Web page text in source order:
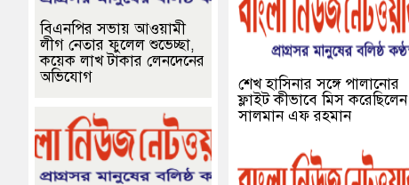
শেখ হাসিনার সঙ্গে পালানোর
ফ্লাইট কীভাবে মিস করেছিলেন
সালমান এফ রহমান
বিএনপির সভায় আওয়ামী
লীগ নেতার ফুলেল শুভেচ্ছা,
কয়েক লাখ টাকার লেনদেনের
অভিযোগ